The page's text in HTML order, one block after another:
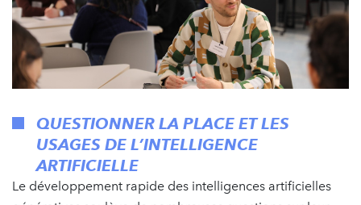
QUESTIONNER LA PLACE ET LES
USAGES DE L’INTELLIGENCE
ARTIFICIELLE
Le développement rapide des intelligences artificielles